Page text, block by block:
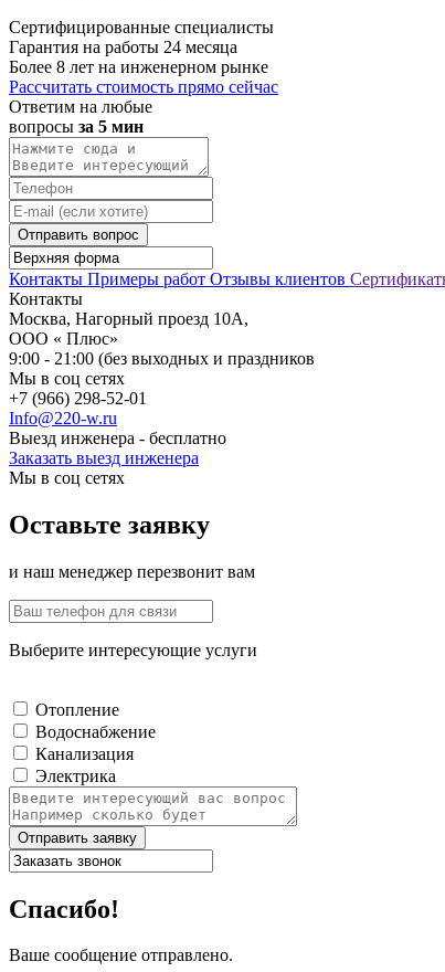
Сертифицированные специалисты
Гарантия на работы 24 месяца
Более 8 лет на инженерном рынке
Рассчитать стоимость прямо сейчас
Ответим на любые
вопросы за 5 мин
Отправить вопрос
Контакты Примеры работ Отзывы клиентов
Контакты
Москва, Нагорный проезд 10А,
ООО « Плюс»
9:00 - 21:00 (без выходных и праздников
Мы в соц сетях
+7 (966) 298-52-01
Info@220-w.ru
Выезд инженера - бесплатно
Заказать выезд инженера
Мы в соц сетях
Оставьте заявку
и наш менеджер перезвонит вам
Выберите интересующие услуги
Отопление
Водоснабжение
Канализация
Электрика
Отправить заявку
Спасибо!
Ваше сообщение отправлено.